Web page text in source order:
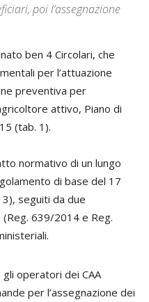
poi l’assegnazione
ben 4 Circolari, che
per l’attuazione
preventiva per
attivo, Piano di
(tab. 1).
normativo di un lungo
di base del 17
seguiti da due
639/2014 e Reg.
operatori dei CAA
per l’assegnazione dei